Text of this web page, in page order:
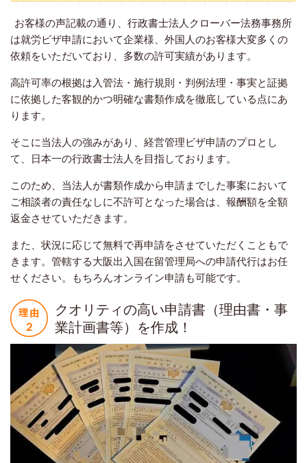
お客様の声記載の通り、行政書士法人クローバー法務事務所
は就労ビザ申請において企業様、外国人のお客様大変多くの
依頼をいただいており、多数の許可実績があります。
高許可率の根拠は入管法・施行規則・判例法理・事実と証拠
に依拠した客観的かつ明確な書類作成を徹底している点にあ
ります。
そこに当法人の強みがあり、経営管理ビザ申請のプロとし
て、日本一の行政書士法人を目指しております。
このため、当法人が書類作成から申請までした事案において
ご相談者の責任なしに不許可となった場合は、報酬額を全額
返金させていただきます。
また、状況に応じて無料で再申請をさせていただくこともで
きます。管轄する大阪出入国在留管理局への申請代行はお任
せください。もちろんオンライン申請も可能です。
クオリティの高い申請書（理由書・事
業計画書等）を作成！